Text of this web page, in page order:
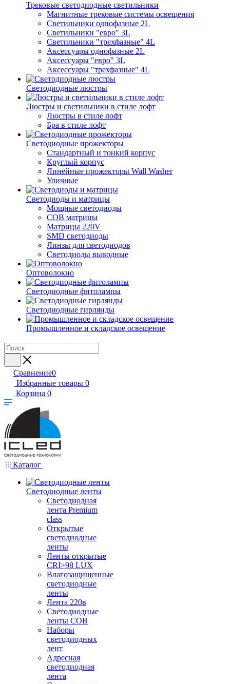
Трековые светодиодные светильники
Магнитные трековые системы освещения
Светильники однофазные 2L
Светильники "евро" 3L
Светильники "трехфазные" 4L
Аксессуары однофазные 2L
Аксессуары "евро" 3L
Аксессуары "трехфазные" 4L
Светодиодные люстры
Люстры и светильники в стиле лофт
Люстры в стиле лофт
Бра в стиле лофт
Светодиодные прожекторы
Стандартный и тонкий корпус
Круглый корпус
Линейные прожекторы Wall Washer
Уличные
Светодиоды и матрицы
Мощные светодиоды
COB матрицы
Матрицы 220V
SMD светодиоды
Линзы для светодиодов
Светодиоды выводные
Оптоволокно
Светодиодные фитолампы
Светодиодные гирлянды
Промышленное и складское освещение
Сравнение0
Избранные товары 0
Корзина 0
Каталог
Светодиодные ленты
Светодиодная
лента Premium
class
Открытые
светодиодные
ленты
Ленты открытые
CRI>98 LUX
Влагозащищенные
светодиодные
ленты
Лента 220в
Светодиодные
ленты COB
Наборы
светодиодных
лент
Адресная
светодиодная
лента